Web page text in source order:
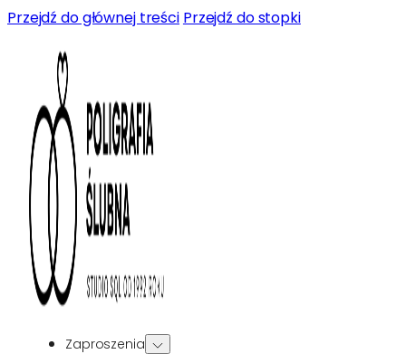
Przejdź do głównej treści Przejdź do stopki
Zaproszenia